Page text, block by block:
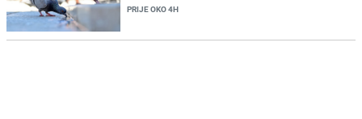
PRIJE OKO 4H